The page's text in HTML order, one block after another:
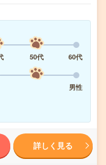
50代
60代
男性
詳しく見る